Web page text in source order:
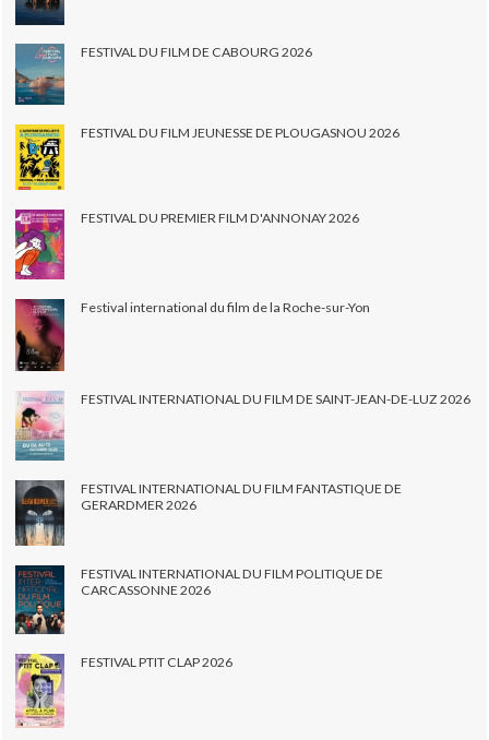
FESTIVAL DU FILM DE CABOURG 2026
FESTIVAL DU FILM JEUNESSE DE PLOUGASNOU 2026
FESTIVAL DU PREMIER FILM D'ANNONAY 2026
Festival international du film de la Roche-sur-Yon
FESTIVAL INTERNATIONAL DU FILM DE SAINT-JEAN-DE-LUZ 2026
FESTIVAL INTERNATIONAL DU FILM FANTASTIQUE DE
GERARDMER 2026
FESTIVAL INTERNATIONAL DU FILM POLITIQUE DE
CARCASSONNE 2026
FESTIVAL PTIT CLAP 2026